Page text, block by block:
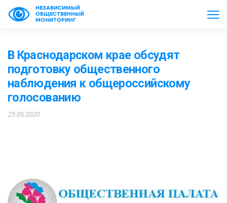
НЕЗАВИСИМЫЙ
ОБЩЕСТВЕННЫЙ
МОНИТОРИНГ
В Краснодарском крае обсудят
подготовку общественного
наблюдения к общероссийскому
голосованию
25.05.2020